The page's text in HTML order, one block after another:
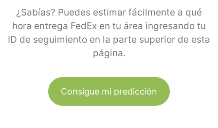
¿Sabías? Puedes estimar fácilmente a qué
hora entrega FedEx en tu área ingresando tu
ID de seguimiento en la parte superior de esta
página.
Consigue mi predicción